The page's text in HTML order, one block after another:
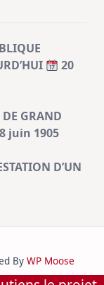
20
GRAND
juin 1905
D’UN
By WP Moose